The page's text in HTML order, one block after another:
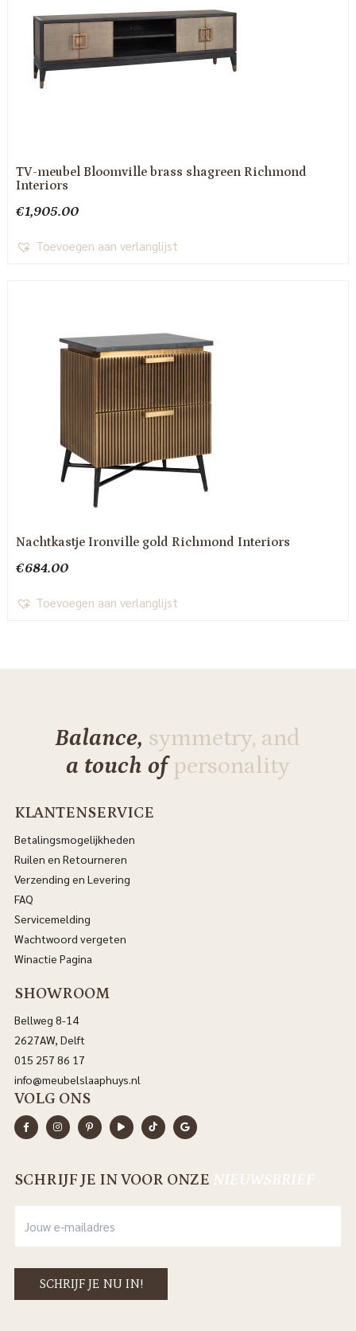
TV-meubel Bloomville brass shagreen Richmond
Interiors
€1,905.00
Toevoegen aan verlanglijst
Nachtkastje Ironville gold Richmond Interiors
€684.00
Toevoegen aan verlanglijst
Balance, symmetry, and
a touch ofpersonality
KLANTENSERVICE
Betalingsmogelijkheden
Ruilen en Retourneren
Verzending en Levering
FAQ
Servicemelding
Wachtwoord vergeten
Winactie Pagina
SHOWROOM
Bellweg 8-14
2627AW, Delft
015 257 86 17
info@meubelslaaphuys.nl
VOLG ONS
SCHRIJF JE IN VOOR ONZE NIEUWSBRIEF